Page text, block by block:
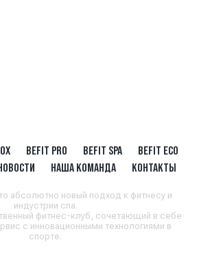
BEFIT PRO BEFIT SPA
BEFIT ECO
НАША КОМАНДА КОНТАКТЫ
абсолютно новый подход к фитнесу и
индустрии спа.
фитнес-клуб, сочетающий в себе
с инновационными технологиями в
спорте.